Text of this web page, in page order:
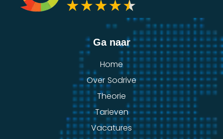
Ga naar
Home
Over Sodrive
Theorie
Tarieven
Vacatures